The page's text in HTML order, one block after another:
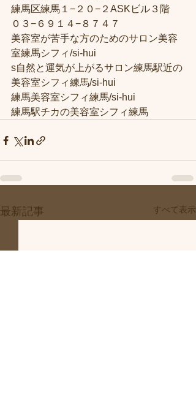
練馬区練馬１−２０−２ASKビル３階
０３−６９１４−８７４７
美容室が苦手な方のためのサロン美容
室練馬シフィ/si-hui
s自然と運気が上がるサロン練馬駅近の
美容室シフィ練馬/si-hui
練馬美容室シフィ練馬/si-hui
練馬駅チカの美容室シフィ練馬
最新記事 すべて表示